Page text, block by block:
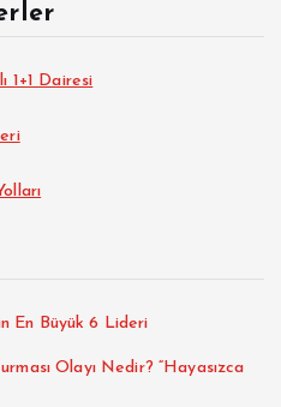
1+1 Dairesi
En Büyük 6 Lideri
Olayı Nedir? “Hayasızca